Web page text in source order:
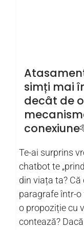
simți mai
decât de
Te-ai surprins
chatbot te
din viața ta?
paragrafe într-
o propoziție cu
contează?